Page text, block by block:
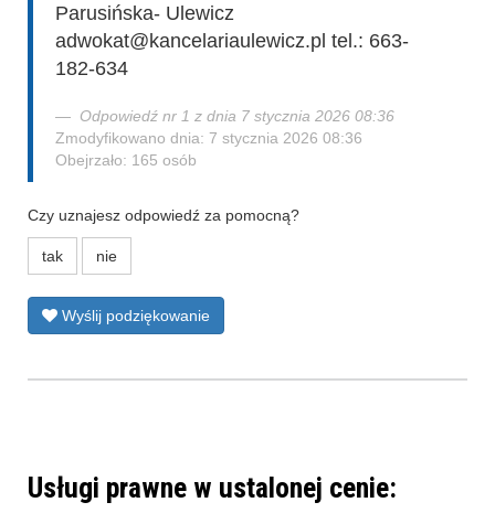
Parusińska- Ulewicz
adwokat@kancelariaulewicz.pl tel.: 663-
182-634
Odpowiedź nr 1 z dnia 7 stycznia 2026 08:36
Zmodyfikowano dnia: 7 stycznia 2026 08:36
Obejrzało: 165 osób
Czy uznajesz odpowiedź za pomocną?
tak nie
Wyślij podziękowanie
Usługi prawne w ustalonej cenie: